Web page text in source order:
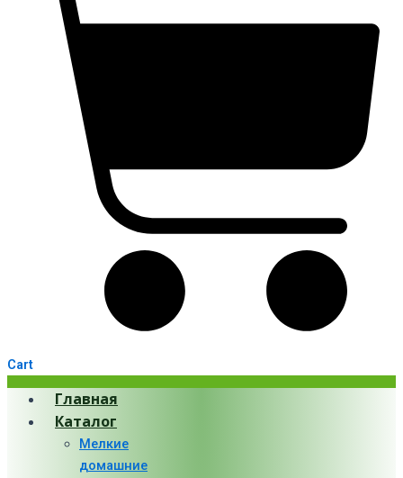
Cart
Главная
Каталог
Мелкие
домашние